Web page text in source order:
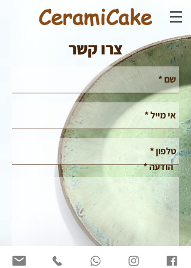
CeramiCake
צרו קשר
הודעה